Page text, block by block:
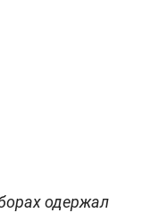
одержал